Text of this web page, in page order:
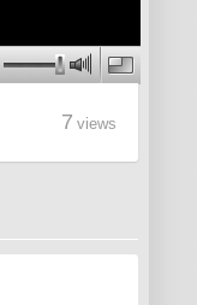
7 views